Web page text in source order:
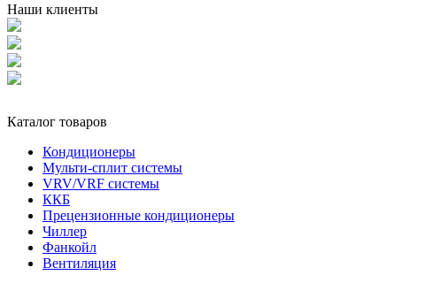
Наши клиенты
Каталог товаров
Кондиционеры
Мульти-сплит системы
VRV/VRF системы
ККБ
Прецензионные кондиционеры
Чиллер
Фанкойл
Вентиляция